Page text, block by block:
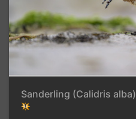
Sanderling (Calidris alba)